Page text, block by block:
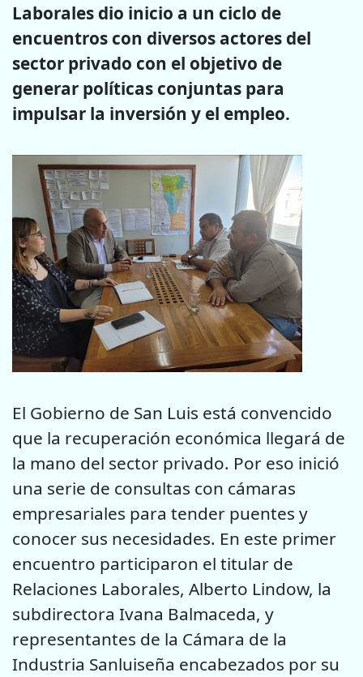
Laborales dio inicio a un ciclo de
encuentros con diversos actores del
sector privado con el objetivo de
generar políticas conjuntas para
impulsar la inversión y el empleo.
El Gobierno de San Luis está convencido
que la recuperación económica llegará de
la mano del sector privado. Por eso inició
una serie de consultas con cámaras
empresariales para tender puentes y
conocer sus necesidades. En este primer
encuentro participaron el titular de
Relaciones Laborales, Alberto Lindow, la
subdirectora Ivana Balmaceda, y
representantes de la Cámara de la
Industria Sanluiseña encabezados por su